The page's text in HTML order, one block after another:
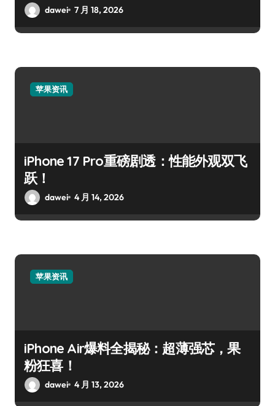
dawei 7 月 18, 2026
苹果资讯
iPhone 17 Pro重磅剧透：性能外观双飞
跃！
dawei 4 月 14, 2026
苹果资讯
iPhone Air爆料全揭秘：超薄强芯，果
粉狂喜！
dawei 4 月 13, 2026